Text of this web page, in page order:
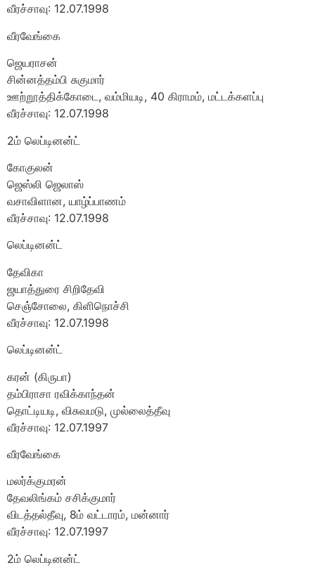
வீரச்சாவு: 12.07.1998
வீரவேங்கை
ஜெயராசன்
சின்னத்தம்பி சுகுமார்
ஊற்றூத்திக்கோடை, வம்மியடி, 40 கிராமம், மட்டக்களப்பு
வீரச்சாவு: 12.07.1998
2ம் லெப்டினன்ட்
கோகுலன்
ஜெஸ்லி ஜெலாஸ்
வசாவிளான, யாழ்ப்பாணம்
வீரச்சாவு: 12.07.1998
லெப்டினன்ட்
தேவிகா
ஜயாத்துரை சிறிதேவி
செஞ்சோலை, கிளிநொச்சி
வீரச்சாவு: 12.07.1998
லெப்டினன்ட்
கரன் (கிருபா)
தம்பிராசா ரவிக்காந்தன்
தொட்டியடி, விசுவமடு, முல்லைத்தீவு
வீரச்சாவு: 12.07.1997
வீரவேங்கை
மலர்க்குமரன்
தேவலிங்கம் சசிக்குமார்
விடத்தல்தீவு, 8ம் வட்டாரம், மன்னார்
வீரச்சாவு: 12.07.1997
2ம் லெப்டினன்ட்